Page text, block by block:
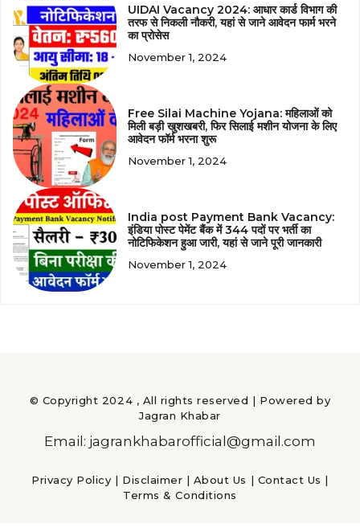
UIDAI Vacancy 2024: आधार कार्ड विभाग की
तरफ से निकली नौकरी, यहां से जाने आवेदन फार्म भरने
का प्रोसेस
November 1, 2024
Free Silai Machine Yojana: महिलाओं को
मिली बड़ी खुशखबरी, फिर सिलाई मशीन योजना के लिए
आवेदन फॉर्म भरना शुरू
November 1, 2024
India post Payment Bank Vacancy:
इंडिया पोस्ट पेमेंट बैंक में 344 पदों पर भर्ती का
नोटिफिकेशन हुआ जारी, यहां से जाने पूरी जानकारी
November 1, 2024
© Copyright 2024 , All rights reserved | Powered by
Jagran Khabar
Email: jagrankhabarofficial@gmail.com
Privacy Policy | Disclaimer | About Us | Contact Us |
Terms & Conditions